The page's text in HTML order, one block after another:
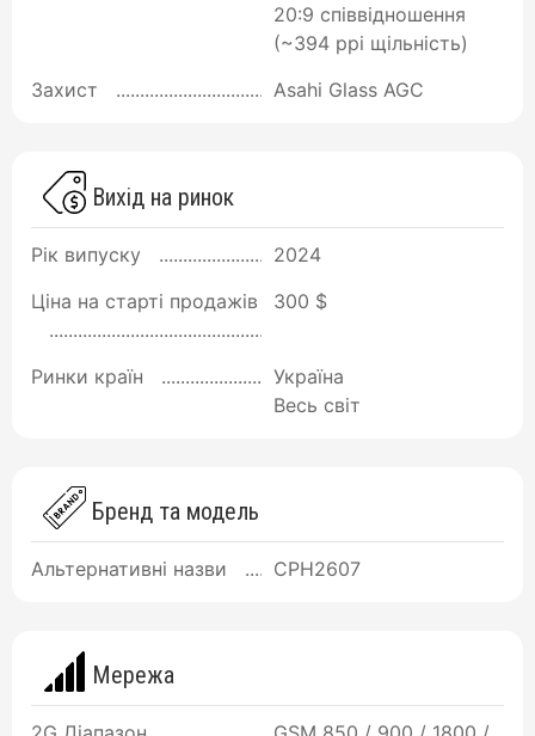
20:9 співвідношення
(~394 ppi щільність)
Захист
Asahi Glass AGC
Вихід на ринок
Рік випуску
2024
Ціна на старті продажів
300 $
Ринки країн
Україна
Весь світ
Бренд та модель
Альтернативні назви CPH2607
Мережа